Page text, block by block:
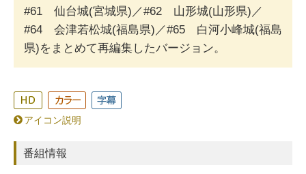
#61 仙台城(宮城県)／#62 山形城(山形県)／
#64 会津若松城(福島県)／#65 白河小峰城(福島
県)をまとめて再編集したバージョン。
アイコン説明
番組情報